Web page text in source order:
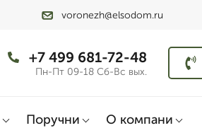
voronezh@elsodom.ru
+7 499 681-72-48
Пн-Пт 09-18 Сб-Вс вых.
Поручни О компани